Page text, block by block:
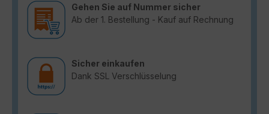
Gehen Sie auf Nummer sicher
Ab der 1. Bestellung - Kauf auf Rechnung
Sicher einkaufen
Dank SSL Verschlüsselung